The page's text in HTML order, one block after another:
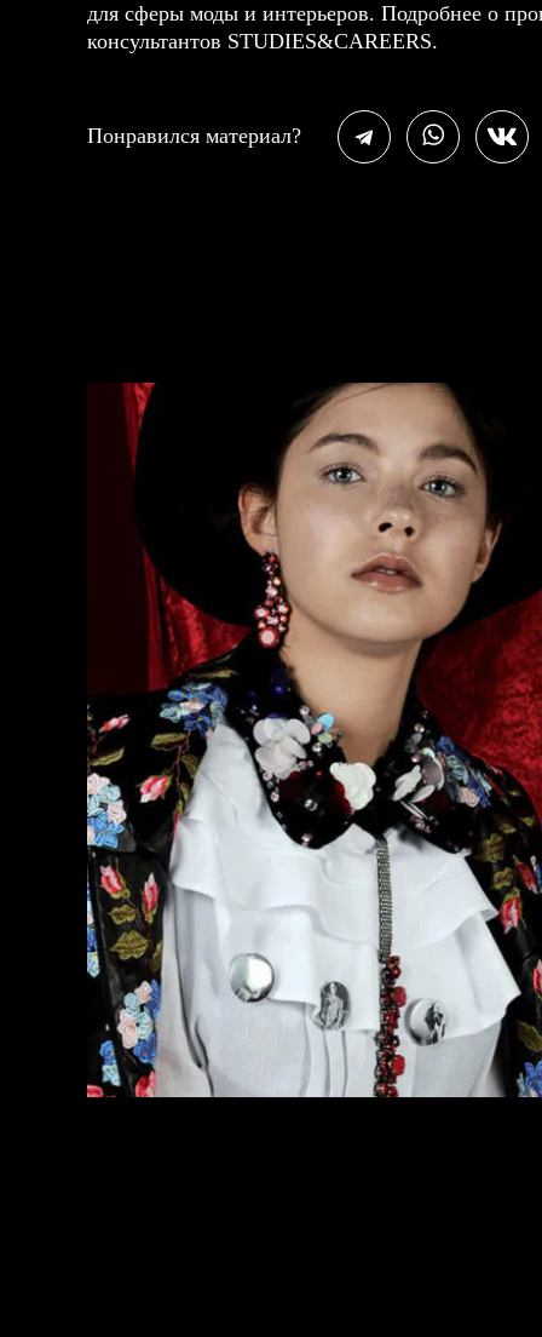
для сферы моды и интерьеров. Подробнее о
консультантов STUDIES&CAREERS.
Понравился материал?